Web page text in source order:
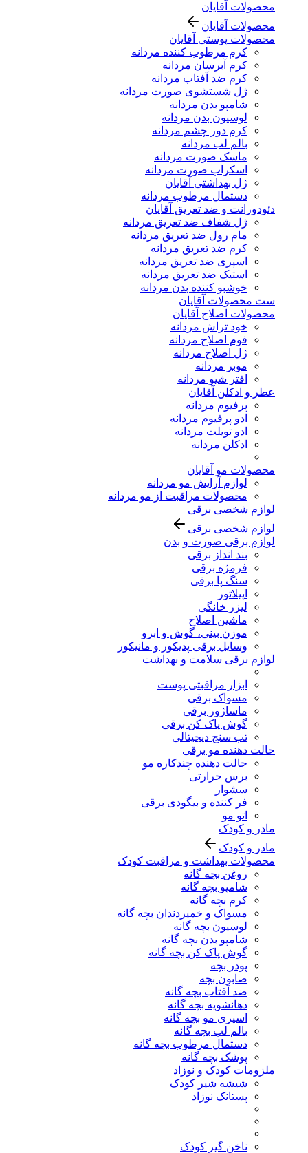
محصولات آقایان
محصولات آقایان
محصولات پوستی آقایان
کرم مرطوب کننده مردانه
کرم آبرسان مردانه
کرم ضد آفتاب مردانه
ژل شستشوی صورت مردانه
شامپو بدن مردانه
لوسیون بدن مردانه
کرم دور چشم مردانه
بالم لب مردانه
ماسک صورت مردانه
اسکراب صورت مردانه
ژل بهداشتی آقایان
دستمال مرطوب مردانه
دئودورانت و ضد تعریق آقایان
ژل شفاف ضد تعریق مردانه
مام رول ضد تعریق مردانه
کرم ضد تعریق مردانه
اسپری ضد تعریق مردانه
استیک ضد تعریق مردانه
خوشبو کننده بدن مردانه
ست محصولات آقایان
محصولات اصلاح آقایان
خود تراش مردانه
فوم اصلاح مردانه
ژل اصلاح مردانه
موبر مردانه
افتر شیو مردانه
عطر و ادکلن آقایان
پرفیوم مردانه
ادو پرفیوم مردانه
ادو تویلت مردانه
ادکلن مردانه
محصولات مو آقایان
لوازم آرایش مو مردانه
محصولات مراقبت از مو مردانه
لوازم شخصی برقی
لوازم شخصی برقی
لوازم برقی صورت و بدن
بند انداز برقی
فرمژه برقی
سنگ پا برقی
اپیلاتور
لیزر خانگی
ماشین اصلاح
موزن بینی، گوش و ابرو
وسایل برقی پدیکور و مانیکور
لوازم برقی سلامت و بهداشت
ابزار مراقبتی پوست
مسواک برقی
ماساژور برقی
گوش پاک کن برقی
تب سنج دیجیتالی
حالت دهنده مو برقی
حالت دهنده چندکاره مو
برس حرارتی
سشوار
فر کننده و بیگودی برقی
اتو مو
مادر و کودک
مادر و کودک
محصولات بهداشت و مراقبت کودک
روغن بچه گانه
شامپو بچه گانه
کرم بچه گانه
مسواک و خمیردندان بچه گانه
لوسیون بچه گانه
شامپو بدن بچه گانه
گوش پاک کن بچه گانه
پودر بچه
صابون بچه
ضد آفتاب بچه گانه
دهانشویه بچه گانه
اسپری مو بچه گانه
بالم لب بچه گانه
دستمال مرطوب بچه گانه
پوشک بچه گانه
ملزومات کودک و نوزاد
شیشه شیر کودک
پستانک نوزاد
ناخن گیر کودک